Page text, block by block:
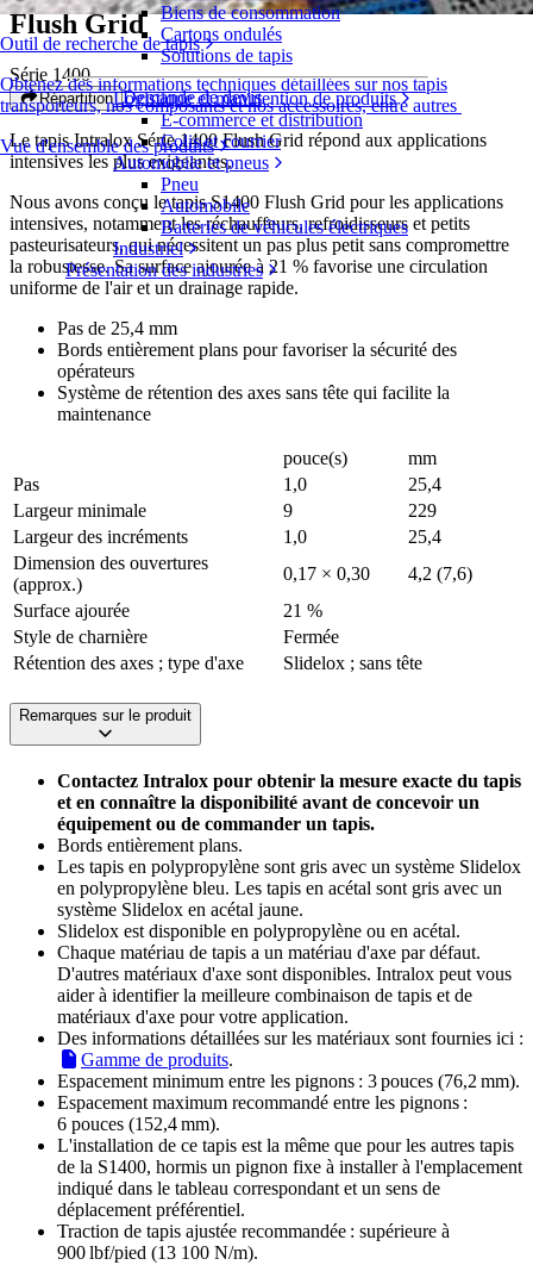
Outil de recherche de tapis
Obtenez des informations techniques détaillées sur nos tapis
transporteurs, nos composants et nos accessoires, entre autres
Vue d'ensemble des produits
Biens de consommation
Cartons ondulés
Solutions de tapis
Logistique et manutention de produits
E-commerce et distribution
Colis et courrier
Automobile et pneus
Pneu
Automobile
Batteries de véhicules électriques
Industriel
Présentation des industries
Flush Grid
Série 1400
Répartition Demande de devis
Le tapis Intralox Série 1400 Flush Grid répond aux applications
intensives les plus exigeantes.
Nous avons conçu le tapis S1400 Flush Grid pour les applications
intensives, notamment les réchauffeurs, refroidisseurs et petits
pasteurisateurs, qui nécessitent un pas plus petit sans compromettre
la robustesse. Sa surface ajourée à 21 % favorise une circulation
uniforme de l'air et un drainage rapide.
Pas de 25,4 mm
Bords entièrement plans pour favoriser la sécurité des
opérateurs
Système de rétention des axes sans tête qui facilite la
maintenance
pouce(s)
mm
Pas
1,0
25,4
Largeur minimale
9
229
Largeur des incréments
1,0
25,4
Dimension des ouvertures
(approx.)
0,17 × 0,30
4,2 (7,6)
Surface ajourée
21 %
Style de charnière
Fermée
Rétention des axes ; type d'axe
Slidelox ; sans tête
Remarques sur le produit
Contactez Intralox pour obtenir la mesure exacte du tapis
et en connaître la disponibilité avant de concevoir un
équipement ou de commander un tapis.
Bords entièrement plans.
Les tapis en polypropylène sont gris avec un système Slidelox
en polypropylène bleu. Les tapis en acétal sont gris avec un
système Slidelox en acétal jaune.
Slidelox est disponible en polypropylène ou en acétal.
Chaque matériau de tapis a un matériau d'axe par défaut.
D'autres matériaux d'axe sont disponibles. Intralox peut vous
aider à identifier la meilleure combinaison de tapis et de
matériaux d'axe pour votre application.
Des informations détaillées sur les matériaux sont fournies ici :
Gamme de produits.
Espacement minimum entre les pignons : 3 pouces (76,2 mm).
Espacement maximum recommandé entre les pignons :
6 pouces (152,4 mm).
L'installation de ce tapis est la même que pour les autres tapis
de la S1400, hormis un pignon fixe à installer à l'emplacement
indiqué dans le tableau correspondant et un sens de
déplacement préférentiel.
Traction de tapis ajustée recommandée : supérieure à
900 lbf/pied (13 100 N/m).